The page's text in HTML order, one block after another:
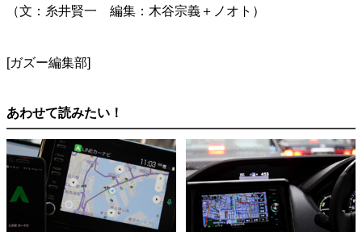
（文：糸井賢一 編集：木谷宗義＋ノオト）
[ガズー編集部]
あわせて読みたい！